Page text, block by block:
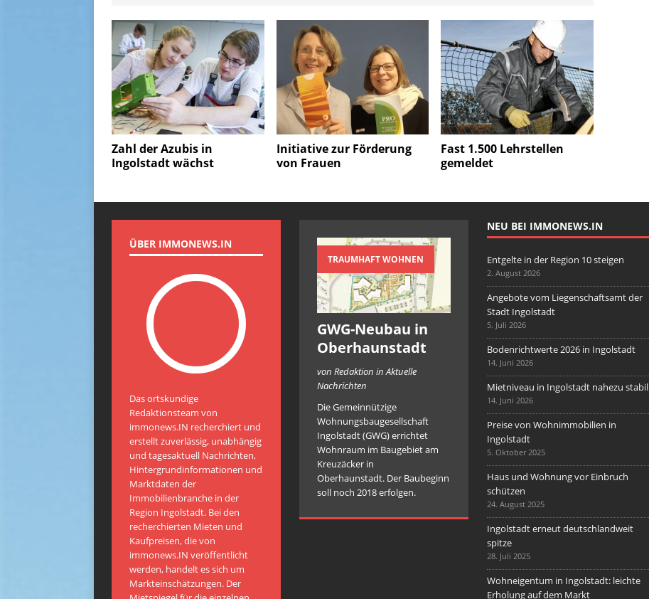
Zahl der Azubis in
Ingolstadt wächst
Initiative zur Förderung
von Frauen
Fast 1.500 Lehrstellen
gemeldet
ÜBER IMMONEWS.IN
Das ortskundige
Redaktionsteam von
immonews.IN recherchiert und
erstellt zuverlässig, unabhängig
und tagesaktuell Nachrichten,
Hintergrundinformationen und
Marktdaten der
Immobilienbranche in der
Region Ingolstadt. Bei den
recherchierten Mieten und
Kaufpreisen, die von
immonews.IN veröffentlicht
werden, handelt es sich um
Markteinschätzungen. Der
TRAUMHAFT WOHNEN
GWG-Neubau in
Oberhaunstadt
von Redaktion in Aktuelle
Nachrichten
Die Gemeinnützige
Wohnungsbaugesellschaft
Ingolstadt (GWG) errichtet
Wohnraum im Baugebiet am
Kreuzäcker in
Oberhaunstadt. Der Baubeginn
soll noch 2018 erfolgen.
NEU BEI IMMONEWS.IN
Entgelte in der Region 10 steigen
2. August 2026
Angebote vom Liegenschaftsamt der
Stadt Ingolstadt
5. Juli 2026
Bodenrichtwerte 2026 in Ingolstadt
14. Juni 2026
Mietniveau in Ingolstadt nahezu stabil
14. Juni 2026
Preise von Wohnimmobilien in
Ingolstadt
5. Oktober 2025
Haus und Wohnung vor Einbruch
schützen
24. August 2025
Ingolstadt erneut deutschlandweit
spitze
28. Juli 2025
Wohneigentum in Ingolstadt: leichte
Erholung auf dem Markt